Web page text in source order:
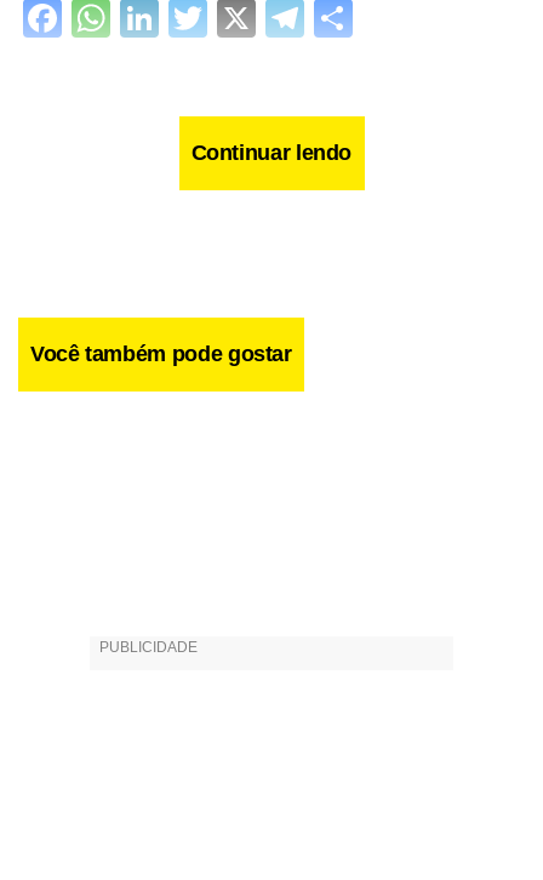
Facebook
WhatsApp
LinkedIn
Twitter
X Telegram
Continuar lendo
Você também pode gostar